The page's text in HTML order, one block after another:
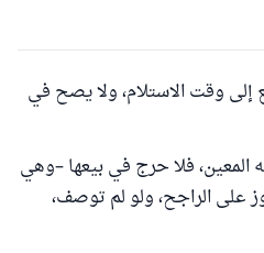
إلى وقت الاستلام، ولا يصح في
المعين، فلا حرج في بيعها –وهي
على الراجح، ولو لم توصف،